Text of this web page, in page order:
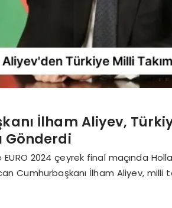
İlham Aliyev,
Gönderdi
EURO 2024 çeyrek final maçında
Cumhurbaşkanı İlham Aliyev, milli